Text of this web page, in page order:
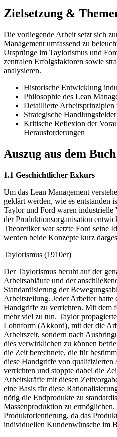
Zielsetzung &
Die vorliegende Arbeit setzt sich
Management umfassend zu
Ursprünge im Taylorismus und
zentralen Erfolgsfaktoren sowie
analysieren.
Historische Entwicklung
Philosophie des Lean
Detaillierte Arbeitsprinzipien
Strategische
Kritische Reflexion der
Herausforderungen
Auszug aus dem Buch
1.1 Geschichtlicher Exkurs
Um das Lean Management
geklärt werden, wie es entstanden
Taylor und Ford waren industrielle
der Produktionsorganisation
Theoretiker war setzte Ford seine
werden beide Konzepte kurz
Taylorismus (1910er)
Der Taylorismus beruht auf der
Arbeitsabläufe und der
Standardisierung der
Arbeitsteilung. Jeder Arbeiter hatte
Handgriffe zu verrichten. Mit dem
mehr viel zu tun. Taylor
Lohnform (Akkord), mit der die
Arbeitszeit, sondern nach
dies verwirklichen zu können
die Zeit berechnete, die für
diese Handgriffe von qualifizierten
verrichten und stoppte dabei die
Arbeitskräfte mit diesen
eine Basis für diese
nötig die Endprodukte zu
Massenproduktion zu
Produktorientierung, da das
individuellen Kundenwünsche im